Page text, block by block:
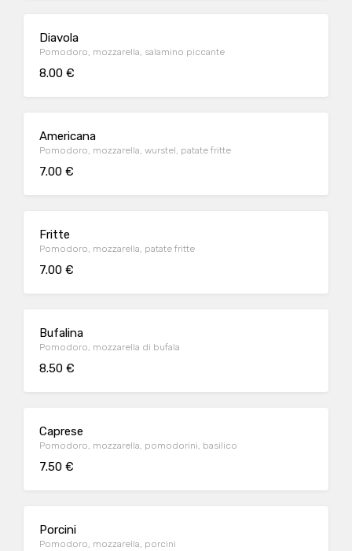
Diavola
Pomodoro, mozzarella, salamino piccante
8.00 €
Americana
Pomodoro, mozzarella, wurstel, patate fritte
7.00 €
Fritte
Pomodoro, mozzarella, patate fritte
7.00 €
Bufalina
Pomodoro, mozzarella di bufala
8.50 €
Caprese
Pomodoro, mozzarella, pomodorini, basilico
7.50 €
Porcini
Pomodoro, mozzarella, porcini